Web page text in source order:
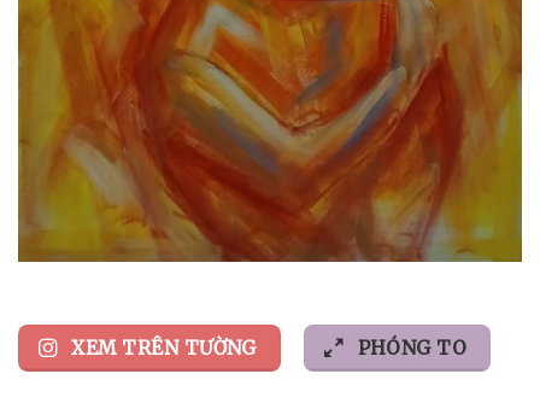
XEM TRÊN TƯỜNG PHÓNG TO